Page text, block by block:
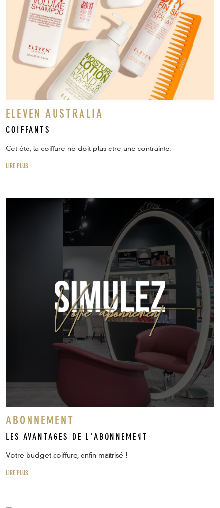
ELEVEN AUSTRALIA
COIFFANTS
Cet été, la coiffure ne doit plus être une contrainte.
LIRE PLUS
ABONNEMENT
LES AVANTAGES DE L'ABONNEMENT
Votre budget coiffure, enfin maîtrisé !
LIRE PLUS